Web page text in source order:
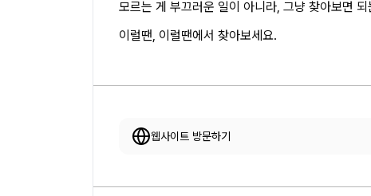
모르는 게 부끄러운 일이 아니라, 그냥 찾아보면
이럴땐, 이럴땐에서 찾아보세요.
웹사이트 방문하기